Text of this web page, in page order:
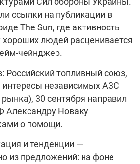
ссылки на публикации в
The Sun, где активность
хороших людей расценивается
чейнджер.
Российский топливный союз,
независимых АЗС
рынка), 30 сентября направил
Александру Новаку
о помощи.
и тенденции —
из предложений: на фоне